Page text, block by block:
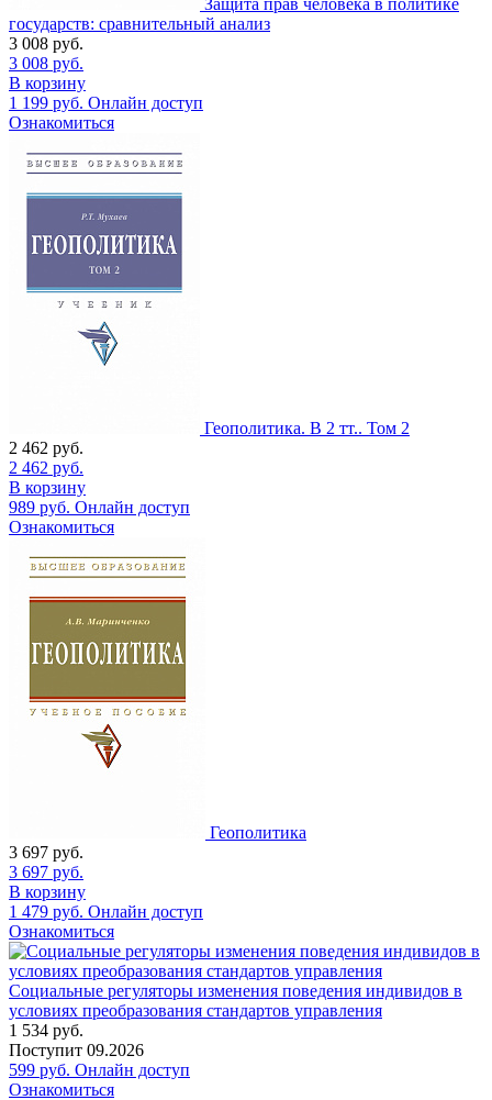
государств: сравнительный анализ
3 008 руб.
3 008 руб.
В корзину
1 199 руб. Онлайн доступ
Ознакомиться
Геополитика. В 2 тт.. Том 2
2 462 руб.
2 462 руб.
В корзину
989 руб. Онлайн доступ
Ознакомиться
Геополитика
3 697 руб.
3 697 руб.
В корзину
1 479 руб. Онлайн доступ
Ознакомиться
Социальные регуляторы изменения поведения индивидов в
условиях преобразования стандартов управления
1 534 руб.
Поступит 09.2026
599 руб. Онлайн доступ
Ознакомиться